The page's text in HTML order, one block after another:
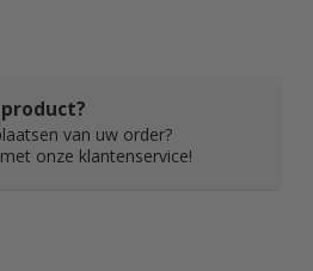
van uw order?
onze klantenservice!